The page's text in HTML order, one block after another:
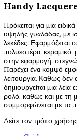
Handy
Πρόκειται για μία
υψηλής γυαλάδας, με
λεκέδες. Εφαρμόζεται
πολυεστέρα, κεραμικό,
στην εφαρμογή,
Παρέχει ένα κομψό
λειτουργία. Καθώς δεν
δημιουργείται μια
ρολό, καθώς και με τη
συμμορφώνεται με τα
Δείτε τον τρόπο χρήσης